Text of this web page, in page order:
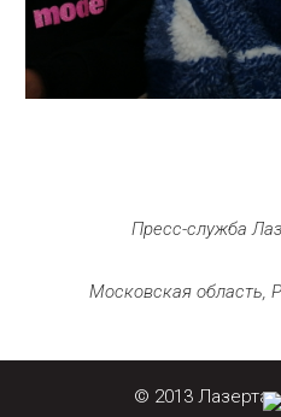
Пресс-служба
Московская область,
© 2013